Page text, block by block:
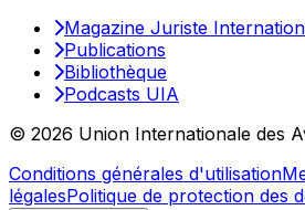
Magazine Juriste
Publications
Bibliothèque
Podcasts UIA
© 2026 Union Internationale des
Conditions générales d'utilisation
légalesPolitique de protection des